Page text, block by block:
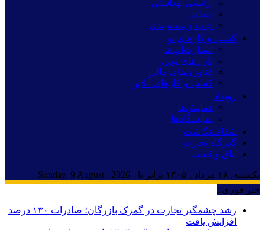
آرایشی بهداشتی
معدنی
چاپ و بسته‌بندی
کسب و کارهای نو
استارت‌آپ‌ها
بازارهای نوین
فناوری‌های مالی
کسب و کارهای آنلاین
رویداد
همایش‌ها
نمایشگاه‌ها
شفاف‌نگاشت
گذرگاه تجارت
اتاق واقعیت
یکشنبه, ۱۸ مرداد , ۱۴۰۵ برابر با - Sunday, 9 August , 2026
خبر فوری :
رشد چشمگیر تجارت در گمرک بازرگان؛ صادرات ۱۳۰ درصد
افزایش یافت